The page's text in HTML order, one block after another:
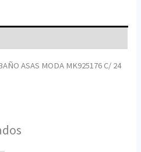
ASAS MODA MK925176 C/ 24